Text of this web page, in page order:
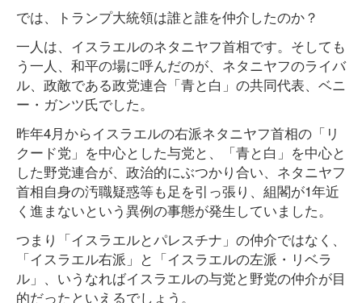
では、トランプ大統領は誰と誰を仲介したのか？
一人は、イスラエルのネタニヤフ首相です。そしても
う一人、和平の場に呼んだのが、ネタニヤフのライバ
ル、政敵である政党連合「青と白」の共同代表、ベニ
ー・ガンツ氏でした。
昨年4月からイスラエルの右派ネタニヤフ首相の「リ
クード党」を中心とした与党と、「青と白」を中心と
した野党連合が、政治的にぶつかり合い、ネタニヤフ
首相自身の汚職疑惑等も足を引っ張り、組閣が1年近
く進まないという異例の事態が発生していました。
つまり「イスラエルとパレスチナ」の仲介ではなく、
「イスラエル右派」と「イスラエルの左派・リベラ
ル」、いうなればイスラエルの与党と野党の仲介が目
的だったといえるでしょう。